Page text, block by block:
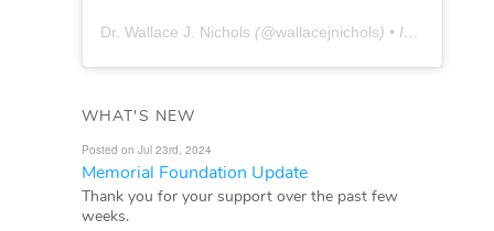
Dr. Wallace J. Nichols (@wallacejnichols) • Instagram photos and videos
WHAT'S NEW
Posted on Jul 23rd, 2024
Memorial Foundation Update
Thank you for your support over the past few
weeks.